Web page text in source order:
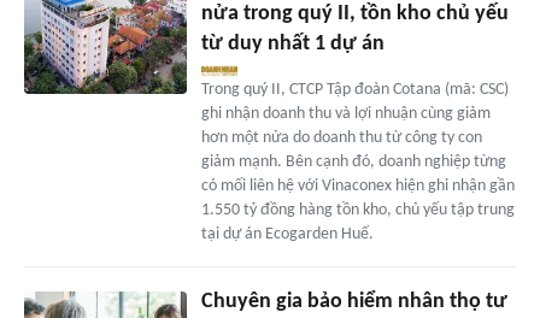
nửa trong quý II, tồn kho chủ yếu
từ duy nhất 1 dự án
Trong quý II, CTCP Tập đoàn Cotana (mã: CSC)
ghi nhận doanh thu và lợi nhuận cùng giảm
hơn một nửa do doanh thu từ công ty con
giảm mạnh. Bên cạnh đó, doanh nghiệp từng
có mối liên hệ với Vinaconex hiện ghi nhận gần
1.550 tỷ đồng hàng tồn kho, chủ yếu tập trung
tại dự án Ecogarden Huế.
Chuyên gia bảo hiểm nhân thọ tư